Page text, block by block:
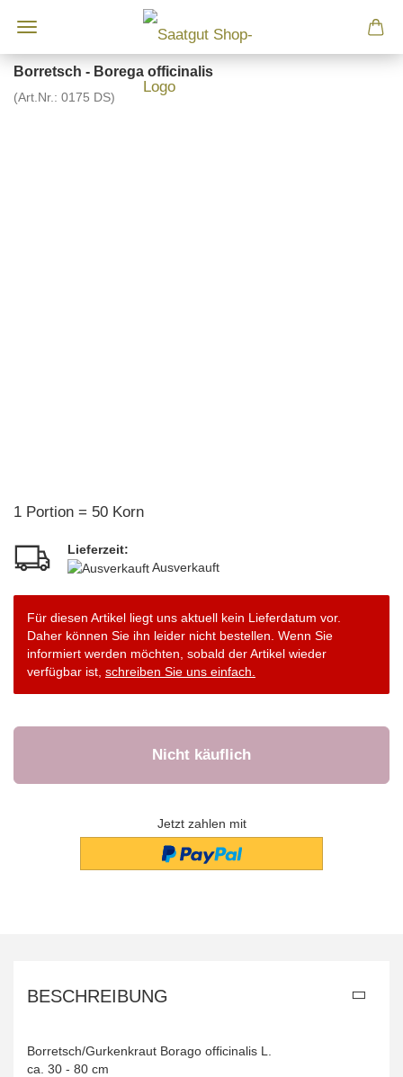
Borretsch - Borega officinalis
(Art.Nr.: 0175 DS)
1 Portion = 50 Korn
Lieferzeit:
Ausverkauft
Für diesen Artikel liegt uns aktuell kein Lieferdatum vor.
Daher können Sie ihn leider nicht bestellen. Wenn Sie
informiert werden möchten, sobald der Artikel wieder
verfügbar ist, schreiben Sie uns einfach.
Jetzt zahlen mit
BESCHREIBUNG
Borretsch/Gurkenkraut Borago officinalis L.
ca. 30 - 80 cm